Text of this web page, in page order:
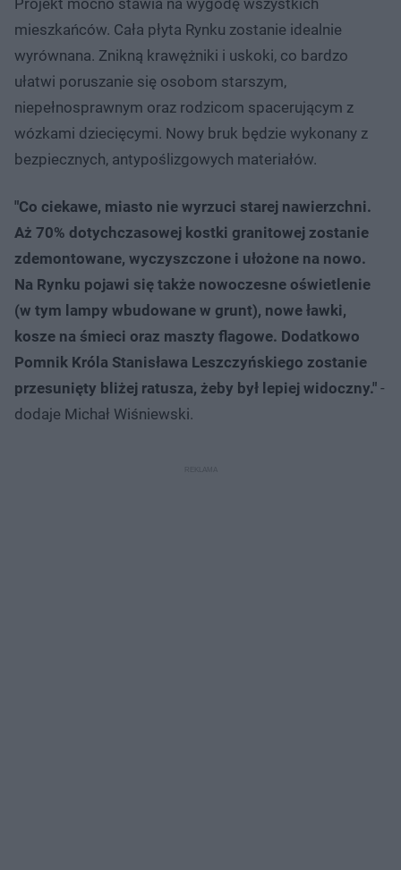
mieszkańców. Cała płyta Rynku zostanie idealnie
wyrównana. Znikną krawężniki i uskoki, co bardzo
ułatwi poruszanie się osobom starszym,
niepełnosprawnym oraz rodzicom spacerującym z
wózkami dziecięcymi. Nowy bruk będzie wykonany z
bezpiecznych, antypoślizgowych materiałów.
"Co ciekawe, miasto nie wyrzuci starej nawierzchni.
Aż 70% dotychczasowej kostki granitowej zostanie
zdemontowane, wyczyszczone i ułożone na nowo.
Na Rynku pojawi się także nowoczesne oświetlenie
(w tym lampy wbudowane w grunt), nowe ławki,
kosze na śmieci oraz maszty flagowe. Dodatkowo
Pomnik Króla Stanisława Leszczyńskiego zostanie
przesunięty bliżej ratusza, żeby był lepiej widoczny." -
dodaje Michał Wiśniewski.